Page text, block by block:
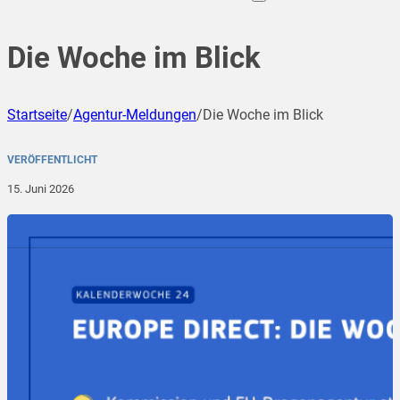
Die Woche im Blick
Startseite/Agentur-Meldungen/Die Woche im Blick
VERÖFFENTLICHT
15. Juni 2026